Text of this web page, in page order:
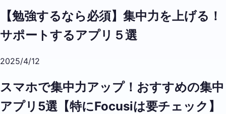
【勉強するなら必須】集中力を上げる！
サポートするアプリ５選
2025/4/12
スマホで集中力アップ！おすすめの集中
アプリ5選【特にFocusiは要チェック】